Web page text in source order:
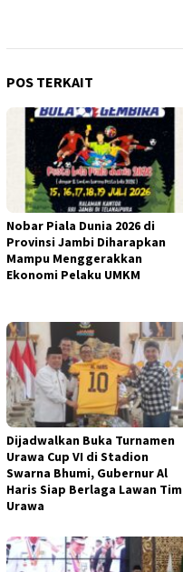
POS TERKAIT
Nobar Piala Dunia 2026 di
Provinsi Jambi Diharapkan
Mampu Menggerakkan
Ekonomi Pelaku UMKM
Dijadwalkan Buka Turnamen
Urawa Cup VI di Stadion
Swarna Bhumi, Gubernur Al
Haris Siap Berlaga Lawan Tim
Urawa